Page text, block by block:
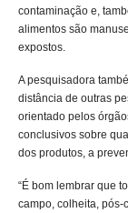
contaminação e,
alimentos são
expostos.
A pesquisadora
distância de outras
orientado pelos
conclusivos sobre
dos produtos, a
“É bom lembrar que
campo, colheita, pós-